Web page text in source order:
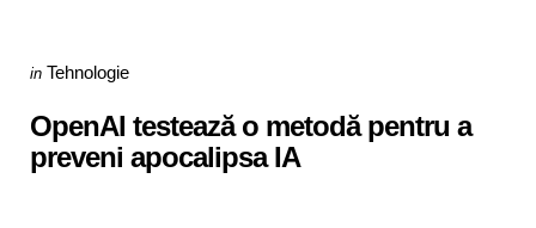
Categories
Posted
in Tehnologie
OpenAI testează o metodă pentru a
preveni apocalipsa IA